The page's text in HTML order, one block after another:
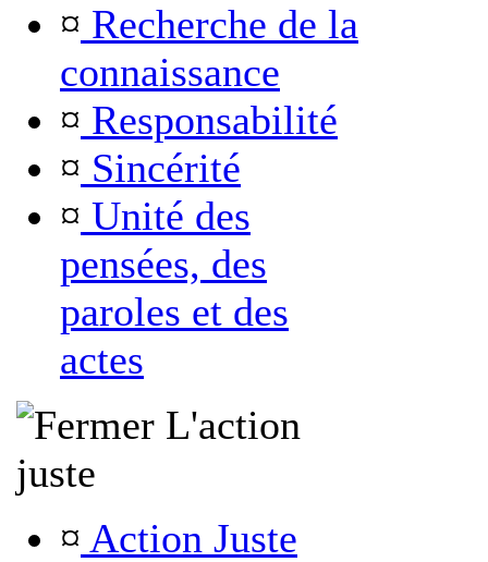
¤ Recherche de la
connaissance
¤ Responsabilité
¤ Sincérité
¤ Unité des
pensées, des
paroles et des
actes
L'action
juste
¤ Action Juste